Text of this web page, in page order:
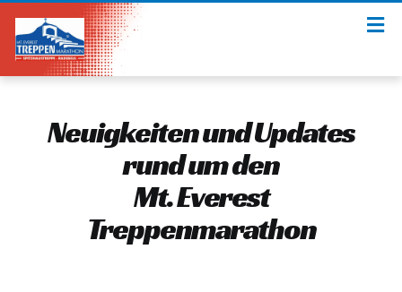
Neuigkeiten und Updates
rund um den
Mt. Everest
Treppenmarathon​